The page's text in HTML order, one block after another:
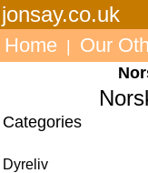
jonsay.co.uk
Home Our
Categories
Dyreliv